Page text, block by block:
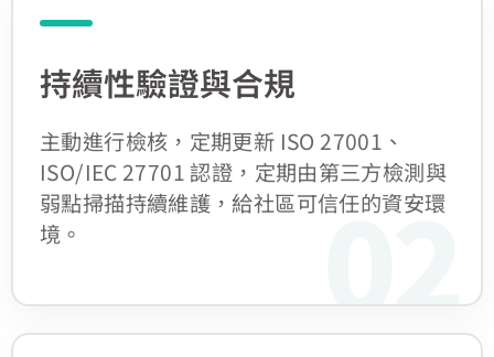
持續性驗證與合規
主動進行檢核，定期更新 ISO 27001、
ISO/IEC 27701 認證，定期由第三方檢測與
弱點掃描持續維護，給社區可信任的資安環
境。
02